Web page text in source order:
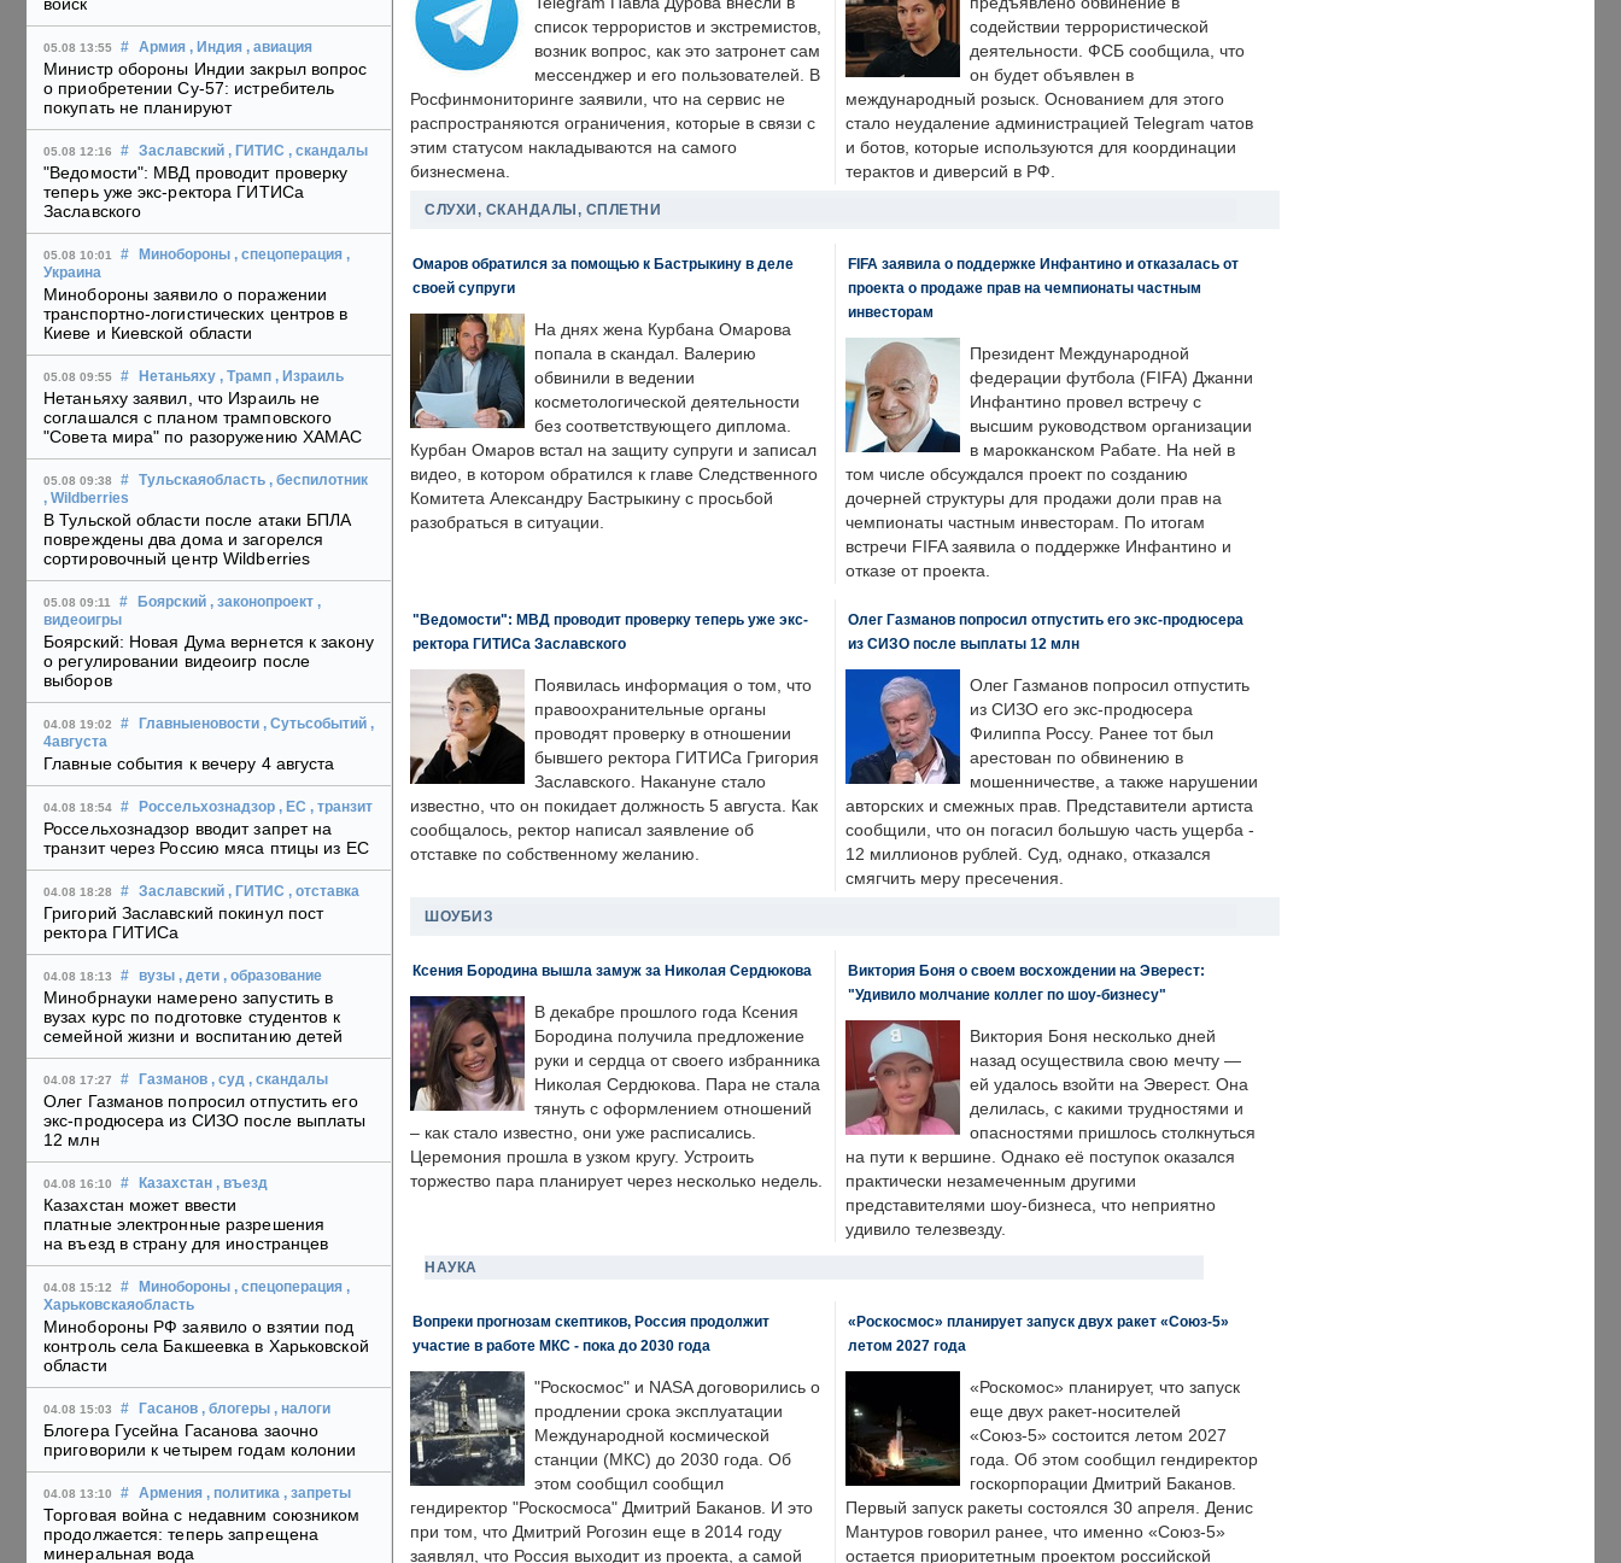
войск
05.08 13:55 # Армия , Индия , авиация
Министр обороны Индии закрыл вопрос
о приобретении Су-57: истребитель
покупать не планируют
05.08 12:16 # Заславский , ГИТИС , скандалы
"Ведомости": МВД проводит проверку
теперь уже экс-ректора ГИТИСа
Заславского
05.08 10:01 # Минобороны , спецоперация ,
Украина
Минобороны заявило о поражении
транспортно-логистических центров в
Киеве и Киевской области
05.08 09:55 # Нетаньяху , Трамп , Израиль
Нетаньяху заявил, что Израиль не
соглашался с планом трамповского
"Совета мира" по разоружению ХАМАС
05.08 09:38 # Тульскаяобласть , беспилотник
, Wildberries
В Тульской области после атаки БПЛА
повреждены два дома и загорелся
сортировочный центр Wildberries
05.08 09:11 # Боярский , законопроект ,
видеоигры
Боярский: Новая Дума вернется к закону
о регулировании видеоигр после
выборов
04.08 19:02 # Главныеновости , Сутьсобытий ,
4августа
Главные события к вечеру 4 августа
04.08 18:54 # Россельхознадзор , ЕС , транзит
Россельхознадзор вводит запрет на
транзит через Россию мяса птицы из ЕС
04.08 18:28 # Заславский , ГИТИС , отставка
Григорий Заславский покинул пост
ректора ГИТИСа
04.08 18:13 # вузы , дети , образование
Минобрнауки намерено запустить в
вузах курс по подготовке студентов к
семейной жизни и воспитанию детей
04.08 17:27 # Газманов , суд , скандалы
Олег Газманов попросил отпустить его
экс-продюсера из СИЗО после выплаты
12 млн
04.08 16:10 # Казахстан , въезд
Казахстан может ввести
платные электронные разрешения
на въезд в страну для иностранцев
04.08 15:12 # Минобороны , спецоперация ,
Харьковскаяобласть
Минобороны РФ заявило о взятии под
контроль села Бакшеевка в Харьковской
области
04.08 15:03 # Гасанов , блогеры , налоги
Блогера Гусейна Гасанова заочно
приговорили к четырем годам колонии
04.08 13:10 # Армения , политика , запреты
Торговая война с недавним союзником
продолжается: теперь запрещена
минеральная вода
список террористов и экстремистов,
возник вопрос, как это затронет сам
мессенджер и его пользователей. В
Росфинмониторинге заявили, что на сервис не
распространяются ограничения, которые в связи с
этим статусом накладываются на самого
бизнесмена.
содействии террористической
деятельности. ФСБ сообщила, что
он будет объявлен в
международный розыск. Основанием для этого
стало неудаление администрацией Telegram чатов
и ботов, которые используются для координации
терактов и диверсий в РФ.
СЛУХИ, СКАНДАЛЫ, СПЛЕТНИ
Омаров обратился за помощью к Бастрыкину в деле
своей супруги
На днях жена Курбана Омарова
попала в скандал. Валерию
обвинили в ведении
косметологической деятельности
без соответствующего диплома.
Курбан Омаров встал на защиту супруги и записал
видео, в котором обратился к главе Следственного
Комитета Александру Бастрыкину с просьбой
разобраться в ситуации.
FIFA заявила о поддержке Инфантино и отказалась от
проекта о продаже прав на чемпионаты частным
инвесторам
Президент Международной
федерации футбола (FIFA) Джанни
Инфантино провел встречу с
высшим руководством организации
в марокканском Рабате. На ней в
том числе обсуждался проект по созданию
дочерней структуры для продажи доли прав на
чемпионаты частным инвесторам. По итогам
встречи FIFA заявила о поддержке Инфантино и
отказе от проекта.
"Ведомости": МВД проводит проверку теперь уже экс-
ректора ГИТИСа Заславского
Появилась информация о том, что
правоохранительные органы
проводят проверку в отношении
бывшего ректора ГИТИСа Григория
Заславского. Накануне стало
известно, что он покидает должность 5 августа. Как
сообщалось, ректор написал заявление об
отставке по собственному желанию.
Олег Газманов попросил отпустить его экс-продюсера
из СИЗО после выплаты 12 млн
Олег Газманов попросил отпустить
из СИЗО его экс-продюсера
Филиппа Россу. Ранее тот был
арестован по обвинению в
мошенничестве, а также нарушении
авторских и смежных прав. Представители артиста
сообщили, что он погасил большую часть ущерба -
12 миллионов рублей. Суд, однако, отказался
смягчить меру пресечения.
ШОУБИЗ
Ксения Бородина вышла замуж за Николая Сердюкова
В декабре прошлого года Ксения
Бородина получила предложение
руки и сердца от своего избранника
Николая Сердюкова. Пара не стала
тянуть с оформлением отношений
– как стало известно, они уже расписались.
Церемония прошла в узком кругу. Устроить
торжество пара планирует через несколько недель.
Виктория Боня о своем восхождении на Эверест:
"Удивило молчание коллег по шоу-бизнесу"
Виктория Боня несколько дней
назад осуществила свою мечту —
ей удалось взойти на Эверест. Она
делилась, с какими трудностями и
опасностями пришлось столкнуться
на пути к вершине. Однако её поступок оказался
практически незамеченным другими
представителями шоу-бизнеса, что неприятно
удивило телезвезду.
НАУКА
Вопреки прогнозам скептиков, Россия продолжит
участие в работе МКС - пока до 2030 года
"Роскосмос" и NASA договорились о
продлении срока эксплуатации
Международной космической
станции (МКС) до 2030 года. Об
этом сообщил сообщил
гендиректор "Роскосмоса" Дмитрий Баканов. И это
при том, что Дмитрий Рогозин еще в 2014 году
заявлял, что Россия выходит из проекта, а самой
«Роскосмос» планирует запуск двух ракет «Союз-5»
летом 2027 года
«Роскомос» планирует, что запуск
еще двух ракет-носителей
«Союз-5» состоится летом 2027
года. Об этом сообщил гендиректор
госкорпорации Дмитрий Баканов.
Первый запуск ракеты состоялся 30 апреля. Денис
Мантуров говорил ранее, что именно «Союз-5»
остается приоритетным проектом российской